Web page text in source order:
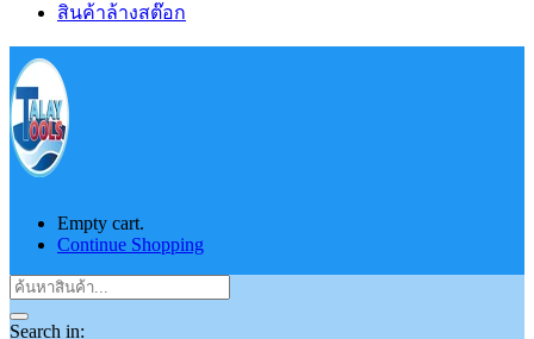
สินค้าล้างสต๊อก
Empty cart.
Continue Shopping
Search in: